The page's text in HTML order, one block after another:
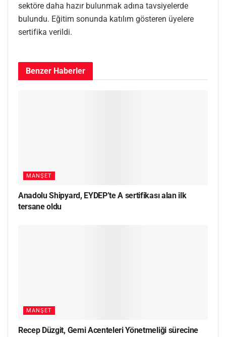
sektöre daha hazır bulunmak adına tavsiyelerde
bulundu. Eğitim sonunda katılım gösteren üyelere
sertifika verildi.
Benzer Haberler
MANŞET
Anadolu Shipyard, EYDEP’te A sertifikası alan ilk
tersane oldu
MANŞET
Recep Düzgit, Gemi Acenteleri Yönetmeliği sürecine